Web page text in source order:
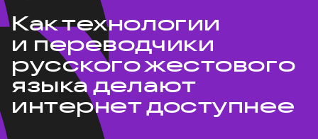
Как технологии
и переводчики
русского жестового
языка делают
интернет доступнее